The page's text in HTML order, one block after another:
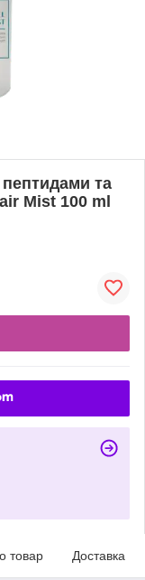
та
Mist 100 ml
товар Доставка